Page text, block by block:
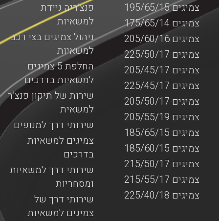
פנצ’ריה ניידת
למשאיות
ניהול צמיגים בצי רכב
למשאיות
החלפת 5 צמיגים
למשאיות בדרכים
שירות של תיקון פנצ’ר
למשאית
שירותי דרך למנופים
צמיגים למשאיות
בדרכים
שירותי דרך למשאיות
ומסחריות
שירותי דרך של
צמיגים למשאיות
צמיגים 195/65/15
צמיגים 175/65/14
צמיגים 205/60/16
צמיגים 225/50/17
צמיגים 205/45/17
צמיגים 225/45/17
צמיגים 205/50/17
צמיגים 205/55/19
צמיגים 185/65/15
צמיגים 185/60/15
צמיגים 215/50/17
צמיגים 215/55/17
צמיגים 225/40/18